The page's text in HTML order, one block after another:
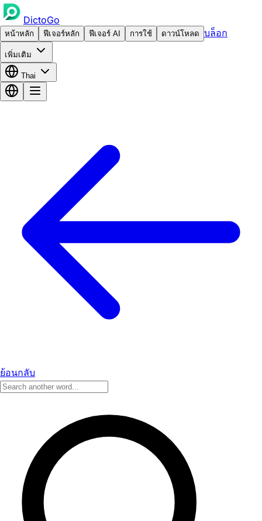
DictoGo
หน้าหลัก ฟีเจอร์หลัก ฟีเจอร์ AI การใช้ ดาวน์โหลด บล็อก
เพิ่มเติม
Thai
ย้อนกลับ